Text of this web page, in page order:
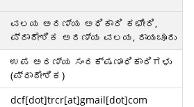
ವಲಯ ಅರಣ್ಯ ಅಧಿಕಾರಿ ಕಛೇರಿ,
ಪ್ರಾದೇಶಿಕ ಅರಣ್ಯ ವಲಯ, ರಾಯಚೂರು
ಉಪ ಅರಣ್ಯ ಸಂರಕ್ಷಣಾಧಿಕಾರಿಗಳು
(ಪ್ರಾದೇಶಿಕ)
dcf[dot]trcr[at]gmail[dot]com